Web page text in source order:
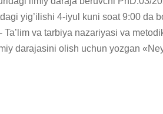
yig’ilishi 4-iyul kuni soat 9:00 da
va tarbiya nazariyasi va
darajasini olish uchun yozgan